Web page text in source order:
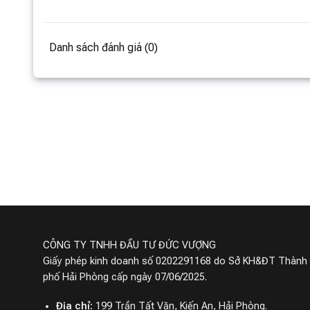
Hút bụi mạnh mẽ với lực hút 6000Pa
Danh sách đánh giá (0)Robot hút bụi Xiaomi
Liên hệ
CÔNG TY TNHH ĐẦU TƯ ĐỨC VƯỢNG
Giấy phép kinh doanh số 0202291168 do Sở KH&ĐT Thành
phố Hải Phòng cấp ngày 07/06/2025.
Địa chỉ: 199 Trần Tất Văn, Kiến An, Hải Phòng.